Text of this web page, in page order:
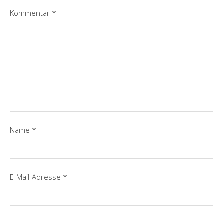
Kommentar *
Name *
E-Mail-Adresse *